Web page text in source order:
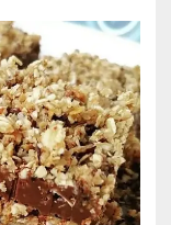
i
Ove
ovsene
kocke
su
čudo
bez
griže